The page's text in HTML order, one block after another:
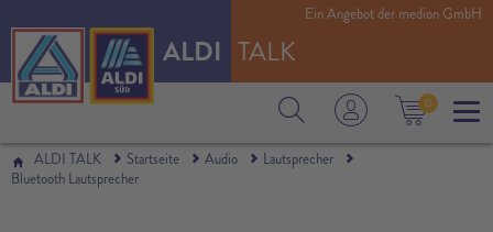
ALDI TALK
0
Ein Angebot der medion GmbH
ALDI TALK Startseite Audio
Lautsprecher
Bluetooth Lautsprecher